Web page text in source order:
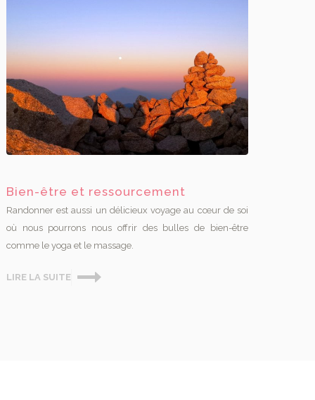
Bien-être et ressourcement
Randonner est aussi un délicieux voyage au cœur de soi
où nous pourrons nous offrir des bulles de bien-être
comme le yoga et le massage.
LIRE LA SUITE